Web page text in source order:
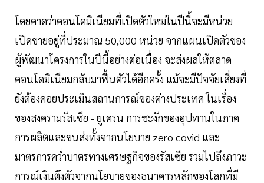
โดยคาดว่าคอนโดมิเนียมที่เปิดตัวใหม่ในปีนี้จะมีหน่วย
เปิดขายอยู่ที่ประมาณ 50,000 หน่วย จากแผนเปิดตัวของ
ผู้พัฒนาโครงการในปีนี้อย่างต่อเนื่อง จะส่งผลให้ตลาด
คอนโดมิเนียมกลับมาฟื้นตัวได้อีกครั้ง แม้จะมีปัจจัยเสี่ยงที่
ยังต้องคอยประเมินสถานการณ์ของต่างประเทศ ในเรื่อง
ของสงครามรัสเซีย - ยูเครน การชะงักของอุปทานในภาค
การผลิตและขนส่งทั้งจากนโยบาย zero covid และ
มาตรการคว่ำบาตรทางเศรษฐกิจของรัสเซีย รวมไปถึงภาวะ
การณ์เงินตึงตัวจากนโยบายของธนาคารหลักของโลกที่มี